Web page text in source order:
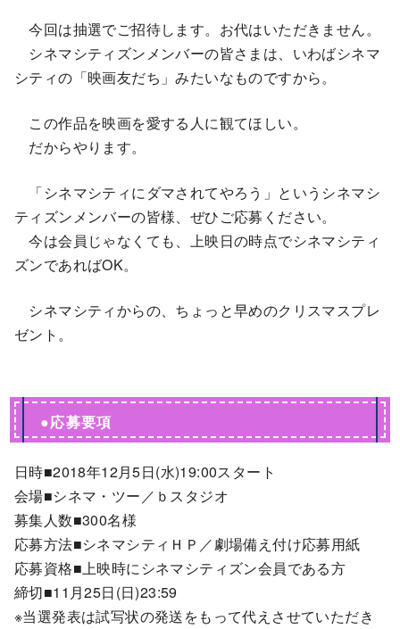
今回は抽選でご招待します。お代はいただきません。
シネマシティズンメンバーの皆さまは、いわばシネマ
シティの「映画友だち」みたいなものですから。
この作品を映画を愛する人に観てほしい。
だからやります。
「シネマシティにダマされてやろう」というシネマシ
ティズンメンバーの皆様、ぜひご応募ください。
今は会員じゃなくても、上映日の時点でシネマシティ
ズンであればOK。
シネマシティからの、ちょっと早めのクリスマスプレ
ゼント。
●応募要項
日時■2018年12月5日(水)19:00スタート
会場■シネマ・ツー／ｂスタジオ
募集人数■300名様
応募方法■シネマシティＨＰ／劇場備え付け応募用紙
応募資格■上映時にシネマシティズン会員である方
締切■11月25日(日)23:59
※当選発表は試写状の発送をもって代えさせていただき